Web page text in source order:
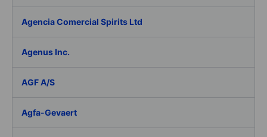
Agencia Comercial Spirits Ltd
Agenus Inc.
AGF A/S
Agfa-Gevaert